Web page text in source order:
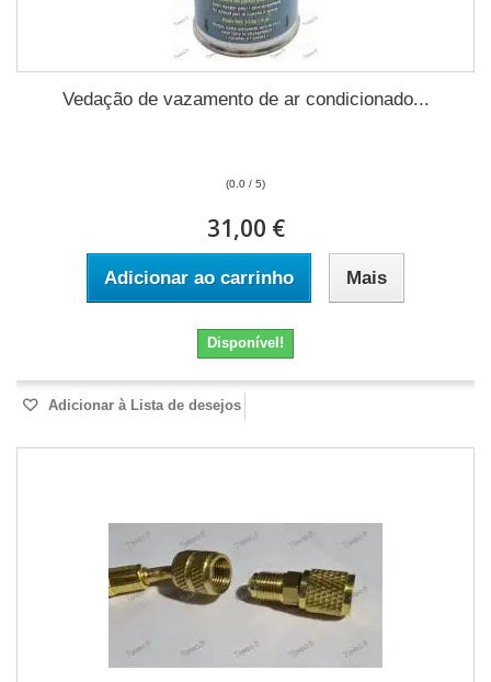
Vedação de vazamento de ar condicionado...
(0.0 / 5)
31,00 €
Adicionar ao carrinho Mais
Disponível!
Adicionar à Lista de desejos